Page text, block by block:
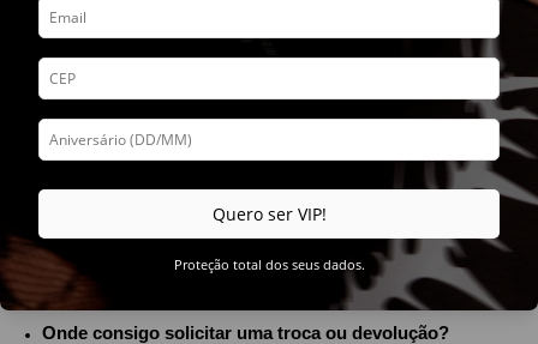
de rastreio por e-mail assim que o pedido for despachado.
Como faço para rastrear meu pedido?
R: Assim que seu pedido for despachado, você receberá o
código de rastreio por e-mail. Use-o no site da transportadora
para acompanhar a entrega.
R: No momento, entregamos apenas para o Brasil.
Trocas e Devoluções:
Onde consigo solicitar uma troca ou devolução?
Quero ser VIP!
Proteção total dos seus dados.